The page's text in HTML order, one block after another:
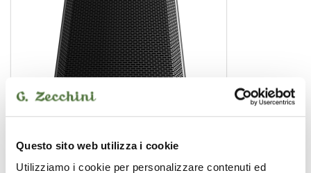
Questo sito web utilizza i cookie
Utilizziamo i cookie per personalizzare contenuti ed